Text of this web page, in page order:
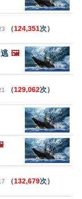
（124,351次）
🖼️
（129,062次）
（132,679次）